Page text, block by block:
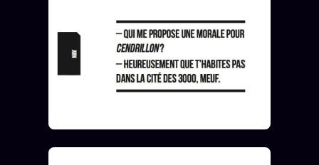
L'Association ★
GRATUIT